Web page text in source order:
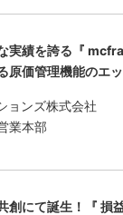
実績を誇る『
原価管理機能のエ
ョンズ株式会社
業本部
創にて誕生！『 損